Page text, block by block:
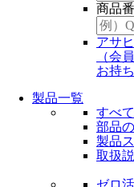
商品
アサ
（会
お持
製品一覧
すべ
部品
製品
取扱
ゼロ